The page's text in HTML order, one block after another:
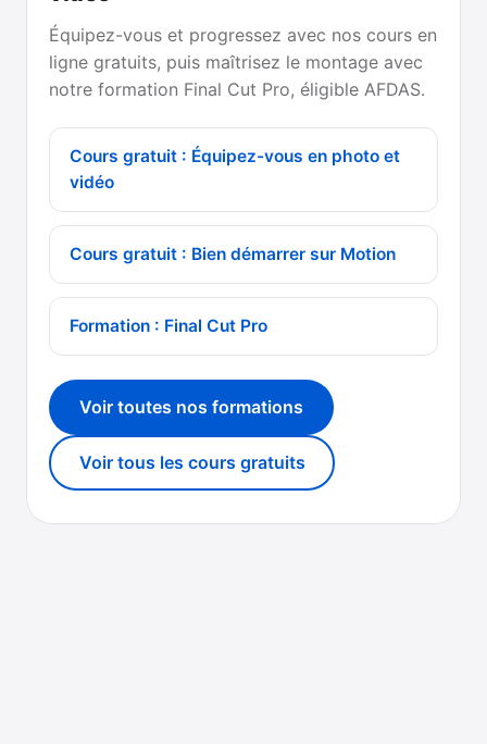
Équipez-vous et progressez avec nos cours en
ligne gratuits, puis maîtrisez le montage avec
notre formation Final Cut Pro, éligible AFDAS.
Cours gratuit : Équipez-vous en photo et
vidéo
Cours gratuit : Bien démarrer sur Motion
Formation : Final Cut Pro
Voir toutes nos formations
Voir tous les cours gratuits